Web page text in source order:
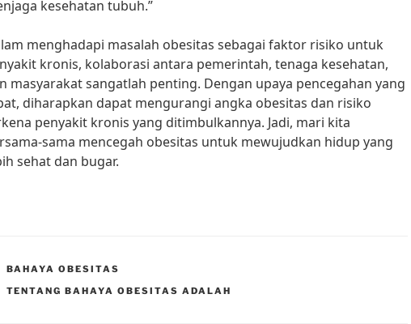
kesehatan tubuh.”
menghadapi masalah obesitas sebagai faktor risiko untuk
kronis, kolaborasi antara pemerintah, tenaga kesehatan,
masyarakat sangatlah penting. Dengan upaya pencegahan yang
diharapkan dapat mengurangi angka obesitas dan risiko
penyakit kronis yang ditimbulkannya. Jadi, mari kita
sama mencegah obesitas untuk mewujudkan hidup yang
sehat dan bugar.
CATEGORIES
BAHAYA OBESITAS
TAGS
TENTANG BAHAYA OBESITAS ADALAH